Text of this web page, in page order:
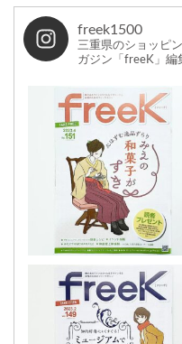
freek1500
三重県のショッピ
ガジン「freeK」編